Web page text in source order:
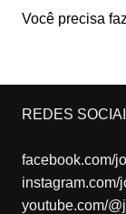
Você precisa
REDES
facebook.com/
instagram.com/
youtube.com/